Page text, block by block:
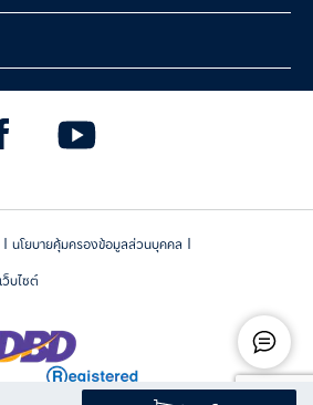
| นโยบายคุ้มครองข้อมูลส่วนบุคคล |
บไซต์